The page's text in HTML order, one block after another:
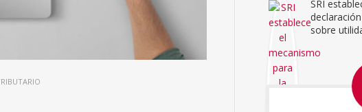
SRI
sobre